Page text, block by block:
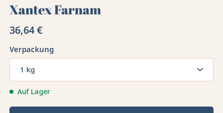
Xantex Farnam
36,64 €
Verpackung
1 kg
Auf Lager